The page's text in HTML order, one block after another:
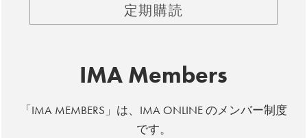
定期購読
IMA Members
「IMA MEMBERS」は、IMA ONLINE のメンバー制度
です。